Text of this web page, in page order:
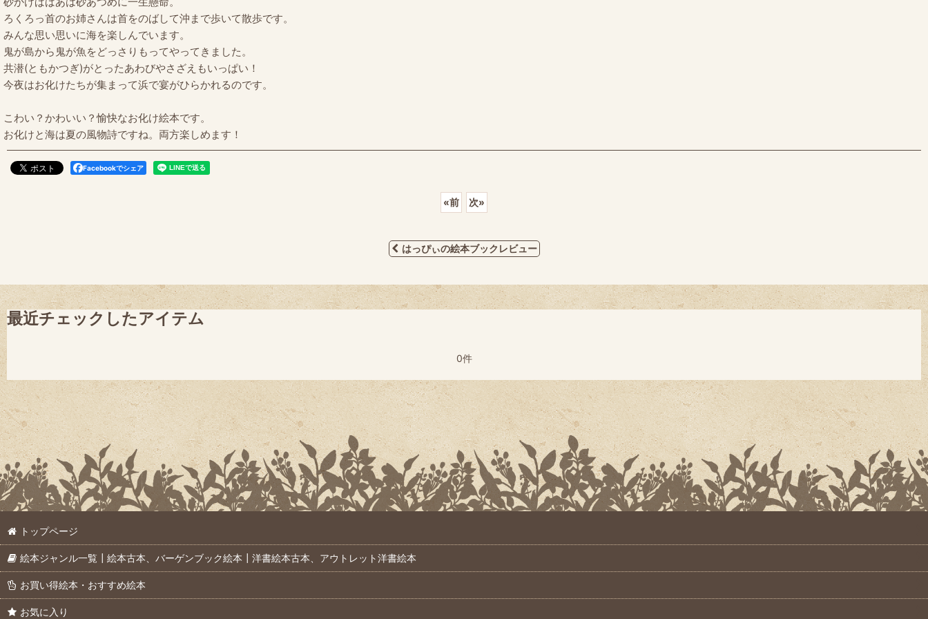
ろくろっ首のお姉さんは首をのばして沖まで歩いて散歩です。
みんな思い思いに海を楽しんでいます。
鬼が島から鬼が魚をどっさりもってやってきました。
共潜(ともかつぎ)がとったあわびやさざえもいっぱい！
今夜はお化けたちが集まって浜で宴がひらかれるのです。
こわい？かわいい？愉快なお化け絵本です。
お化けと海は夏の風物詩ですね。両方楽しめます！
Facebookでシェア
«前 次»
はっぴぃの絵本ブックレビュー
最近チェックしたアイテム
0件
トップページ
絵本ジャンル一覧┃絵本古本、バーゲンブック絵本┃洋書絵本古本、アウトレット洋書絵本
お買い得絵本・おすすめ絵本
お気に入り